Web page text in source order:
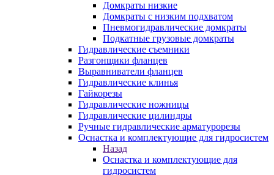
Домкраты низкие
Домкраты с низким подхватом
Пневмогидравлические домкраты
Подкатные грузовые домкраты
Гидравлические съемники
Разгонщики фланцев
Выравниватели фланцев
Гидравлические клинья
Гайкорезы
Гидравлические ножницы
Гидравлические цилиндры
Ручные гидравлические арматурорезы
Оснастка и комплектующие для гидросистем
Назад
Оснастка и комплектующие для
гидросистем